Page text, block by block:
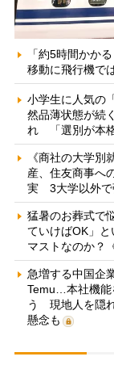
「約5時間かか
移動に飛行機で
小学生に人気の
然品薄状態が続
れ 「選別が本格
《商社の大学
産、住友商事へ
実 3大学以外で
猛暑のお葬式で
ていけばOK」
マストなのか？
急増する中国企
Temu…本社機能
う 現地人を隠
懸念も